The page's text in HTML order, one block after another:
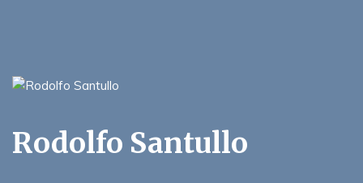
Rodolfo Santullo